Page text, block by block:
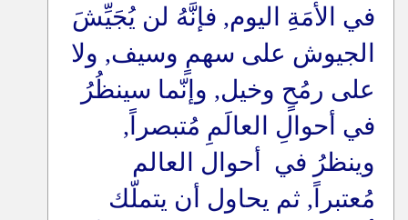
في الأمَةِ اليوم, فإنَّهُ لن يُجَيِّشَ
الجيوش على سهمٍ وسيف, ولا
على رمُحٍ وخيل, وإنّما سينظُرُ
في أحوالِ العالَمِ مُتبصراً,
وينظرُ في أحوال العالم
مُعتبراً, ثم يحاول أن يتملّك